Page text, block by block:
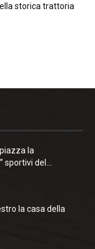
storica trattoria
la
del...
la casa della